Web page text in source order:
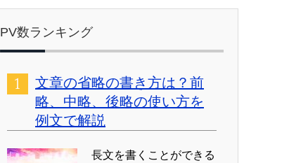
PV数ランキング
文章の省略の書き方は？前
略、中略、後略の使い方を
例文で解説
長文を書くことができる